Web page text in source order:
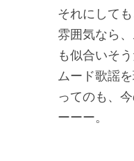
それにして
雰囲気なら
も似合いそう
ムード歌謡
ってのも、
ーーー。